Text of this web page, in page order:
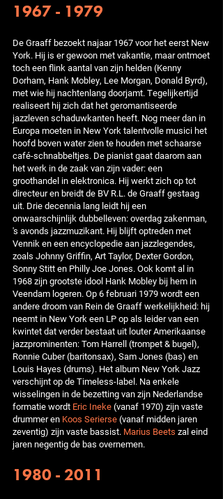
1967 - 1979
De Graaff bezoekt najaar 1967 voor het eerst New
York. Hij is er gewoon met vakantie, maar ontmoet
toch een flink aantal van zijn helden (Kenny
Dorham, Hank Mobley, Lee Morgan, Donald Byrd),
met wie hij nachtenlang doorjamt. Tegelijkertijd
realiseert hij zich dat het geromantiseerde
jazzleven schaduwkanten heeft. Nog meer dan in
Europa moeten in New York talentvolle musici het
hoofd boven water zien te houden met schaarse
café-schnabbeltjes. De pianist gaat daarom aan
het werk in de zaak van zijn vader: een
groothandel in elektronica. Hij werkt zich op tot
directeur en breidt de BV R.L. de Graaff gestaag
uit. Drie decennia lang leidt hij een
onwaarschijnlijk dubbelleven: overdag zakenman,
's avonds jazzmuzikant. Hij blijft optreden met
Vennik en een encyclopedie aan jazzlegendes,
zoals Johnny Griffin, Art Taylor, Dexter Gordon,
Sonny Stitt en Philly Joe Jones. Ook komt al in
1968 zijn grootste idool Hank Mobley bij hem in
Veendam logeren. Op 6 februari 1979 wordt een
andere droom van Rein de Graaff werkelijkheid: hij
neemt in New York een LP op als leider van een
kwintet dat verder bestaat uit louter Amerikaanse
jazzprominenten: Tom Harrell (trompet & bugel),
Ronnie Cuber (baritonsax), Sam Jones (bas) en
Louis Hayes (drums). Het album New York Jazz
verschijnt op de Timeless-label. Na enkele
wisselingen in de bezetting van zijn Nederlandse
formatie wordt Eric Ineke(vanaf 1970) zijn vaste
drummer en Koos Serierse(vanaf midden jaren
zeventig) zijn vaste bassist. Marius Beets zal eind
jaren negentig de bas overnemen.
1980 - 2011